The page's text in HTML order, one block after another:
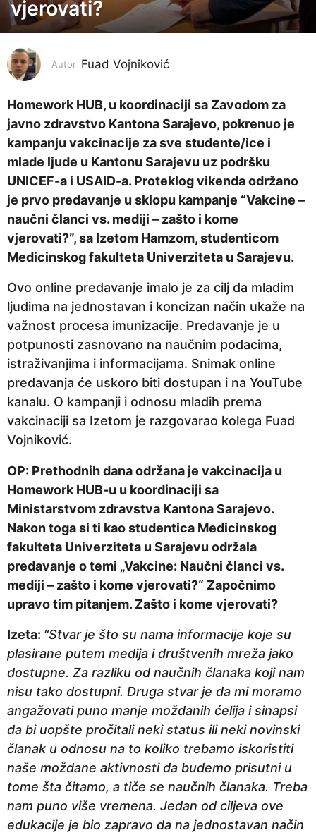
o
d
n
a
p
e
o
d
n
a
p
r
i
j
e
vjerovati?
Autor Fuad Vojniković
Homework HUB, u koordinaciji sa Zavodom za
javno zdravstvo Kantona Sarajevo, pokrenuo je
kampanju vakcinacije za sve studente/ice i
mlade ljude u Kantonu Sarajevu uz podršku
UNICEF-a i USAID-a. Proteklog vikenda održano
je prvo predavanje u sklopu kampanje “Vakcine –
naučni članci vs. mediji – zašto i kome
vjerovati?”, sa Izetom Hamzom, studenticom
Medicinskog fakulteta Univerziteta u Sarajevu.
Ovo online predavanje imalo je za cilj da mladim
ljudima na jednostavan i koncizan način ukaže na
važnost procesa imunizacije. Predavanje je u
potpunosti zasnovano na naučnim podacima,
istraživanjima i informacijama. Snimak online
predavanja će uskoro biti dostupan i na YouTube
kanalu. O kampanji i odnosu mladih prema
vakcinaciji sa Izetom je razgovarao kolega Fuad
Vojniković.
OP: Prethodnih dana održana je vakcinacija u
Homework HUB-u u koordinaciji sa
Ministarstvom zdravstva Kantona Sarajevo.
Nakon toga si ti kao studentica Medicinskog
fakulteta Univerziteta u Sarajevu održala
predavanje o temi „Vakcine: Naučni članci vs.
mediji – zašto i kome vjerovati?“ Započnimo
upravo tim pitanjem. Zašto i kome vjerovati?
Izeta: “Stvar je što su nama informacije koje su
plasirane putem medija i društvenih mreža jako
dostupne. Za razliku od naučnih članaka koji nam
nisu tako dostupni. Druga stvar je da mi moramo
angažovati puno manje moždanih ćelija i sinapsi
da bi uopšte pročitali neki status ili neki novinski
članak u odnosu na to koliko trebamo iskoristiti
naše moždane aktivnosti da budemo prisutni u
tome šta čitamo, a tiče se naučnih članaka. Treba
nam puno više vremena. Jedan od ciljeva ove
edukacije je bio zapravo da na jednostavan način